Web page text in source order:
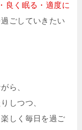
良く眠る・適度に
ごしていきたい
ら、
しつつ、
しく毎日を過ご